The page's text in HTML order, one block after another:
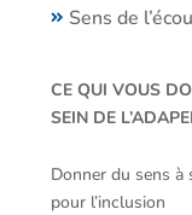
Sens de
CE QUI VOUS
SEIN DE L’ADAPEI
Donner du sens à
pour l’inclusion